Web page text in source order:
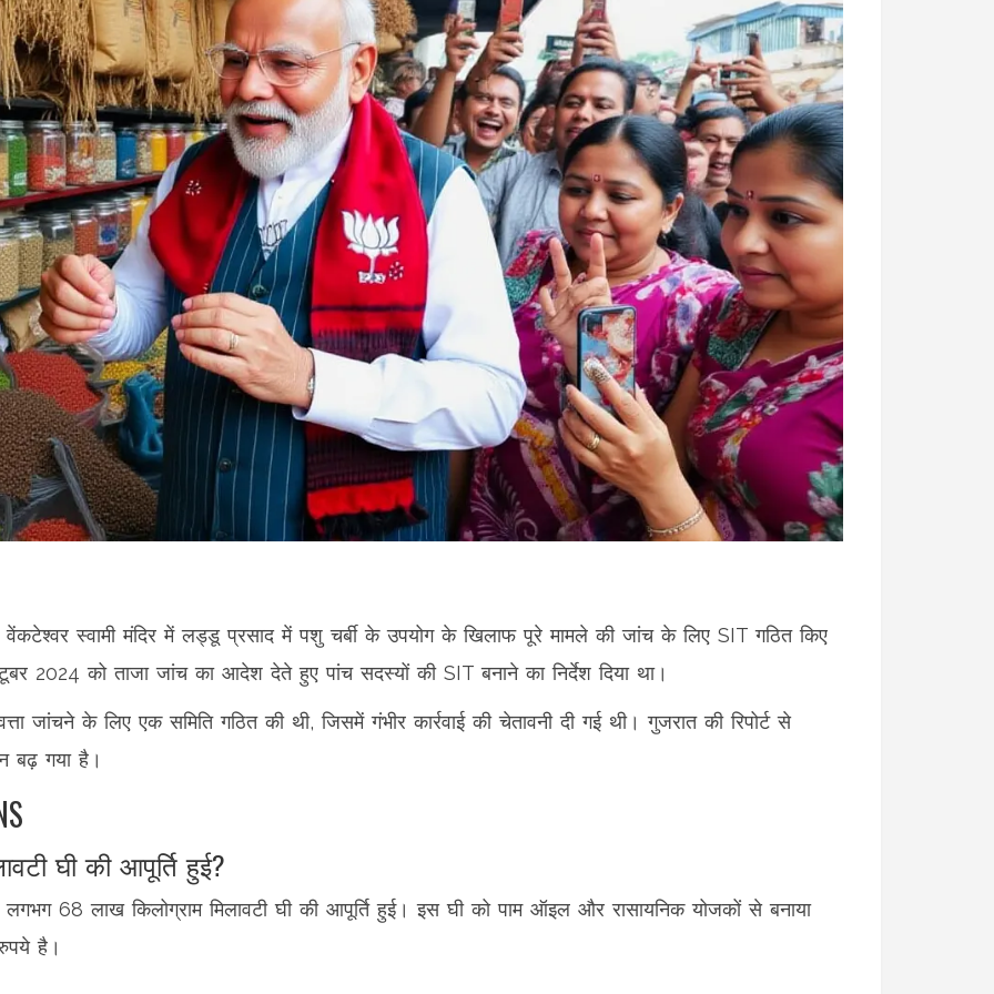
वेंकटेश्वर स्वामी मंदिर में लड्डू प्रसाद में पशु चर्बी के उपयोग के खिलाफ पूरे मामले की जांच के लिए SIT गठित किए
2024 को ताजा जांच का आदेश देते हुए पांच सदस्यों की SIT बनाने का निर्देश दिया था।
जांचने के लिए एक समिति गठित की थी, जिसमें गंभीर कार्रवाई की चेतावनी दी गई थी। गुजरात की रिपोर्ट से
बढ़ गया है।
घी की आपूर्ति हुई?
68 लाख किलोग्राम मिलावटी घी की आपूर्ति हुई। इस घी को पाम ऑइल और रासायनिक योजकों से बनाया
है।